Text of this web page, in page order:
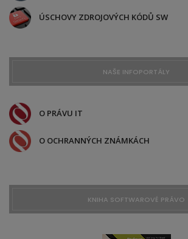
ÚSCHOVY ZDROJOVÝCH KÓDŮ SW
NAŠE INFOPORTÁLY
O PRÁVU IT
O OCHRANNÝCH ZNÁMKÁCH
KNIHA SOFTWAROVÉ PRÁVO